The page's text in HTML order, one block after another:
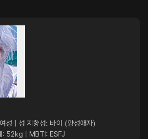
성 | 성 지향성: 바이 (양성애자)
52kg | MBTI: ESFJ